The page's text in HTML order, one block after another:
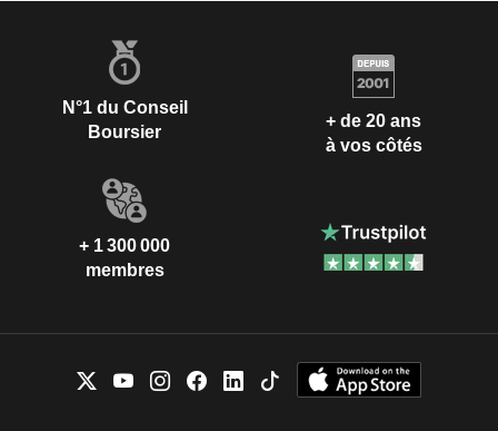
N°1 du Conseil
Boursier
+ de 20 ans
à vos côtés
+ 1 300 000
membres